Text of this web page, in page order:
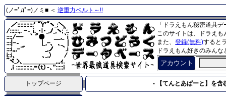
(ノ=ﾟдﾟ=)ノミ■ ＜ 逆重力ベルト～!!
「ドラえもん秘密道具
このサイトは、ドラえ
また、 登録(無料)すると
ドラえもん好きのみん
アカウント
トップページ - 【てんとあぱーと】を含